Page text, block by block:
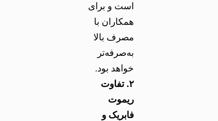
است و برای
همکاران با
مصرف بالا
به‌صرفه‌تر
خواهد بود.
۲. تفاوت
ریموت
فابریک و